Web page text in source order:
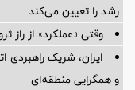
رشد را تعیین می‌کند
وقتی «عملکرد» از راز
ایران، شریک راهبردی
و همگرایی منطقه‌ای